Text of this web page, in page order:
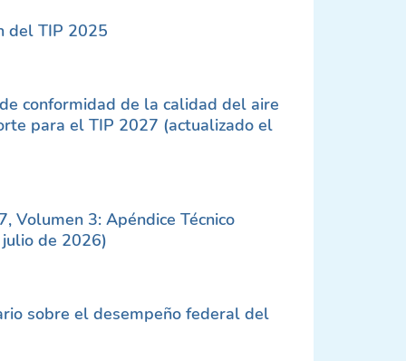
del TIP 2025
conformidad de la calidad del aire
para el TIP 2027 (actualizado el
Volumen 3: Apéndice Técnico
de 2026)
sobre el desempeño federal del